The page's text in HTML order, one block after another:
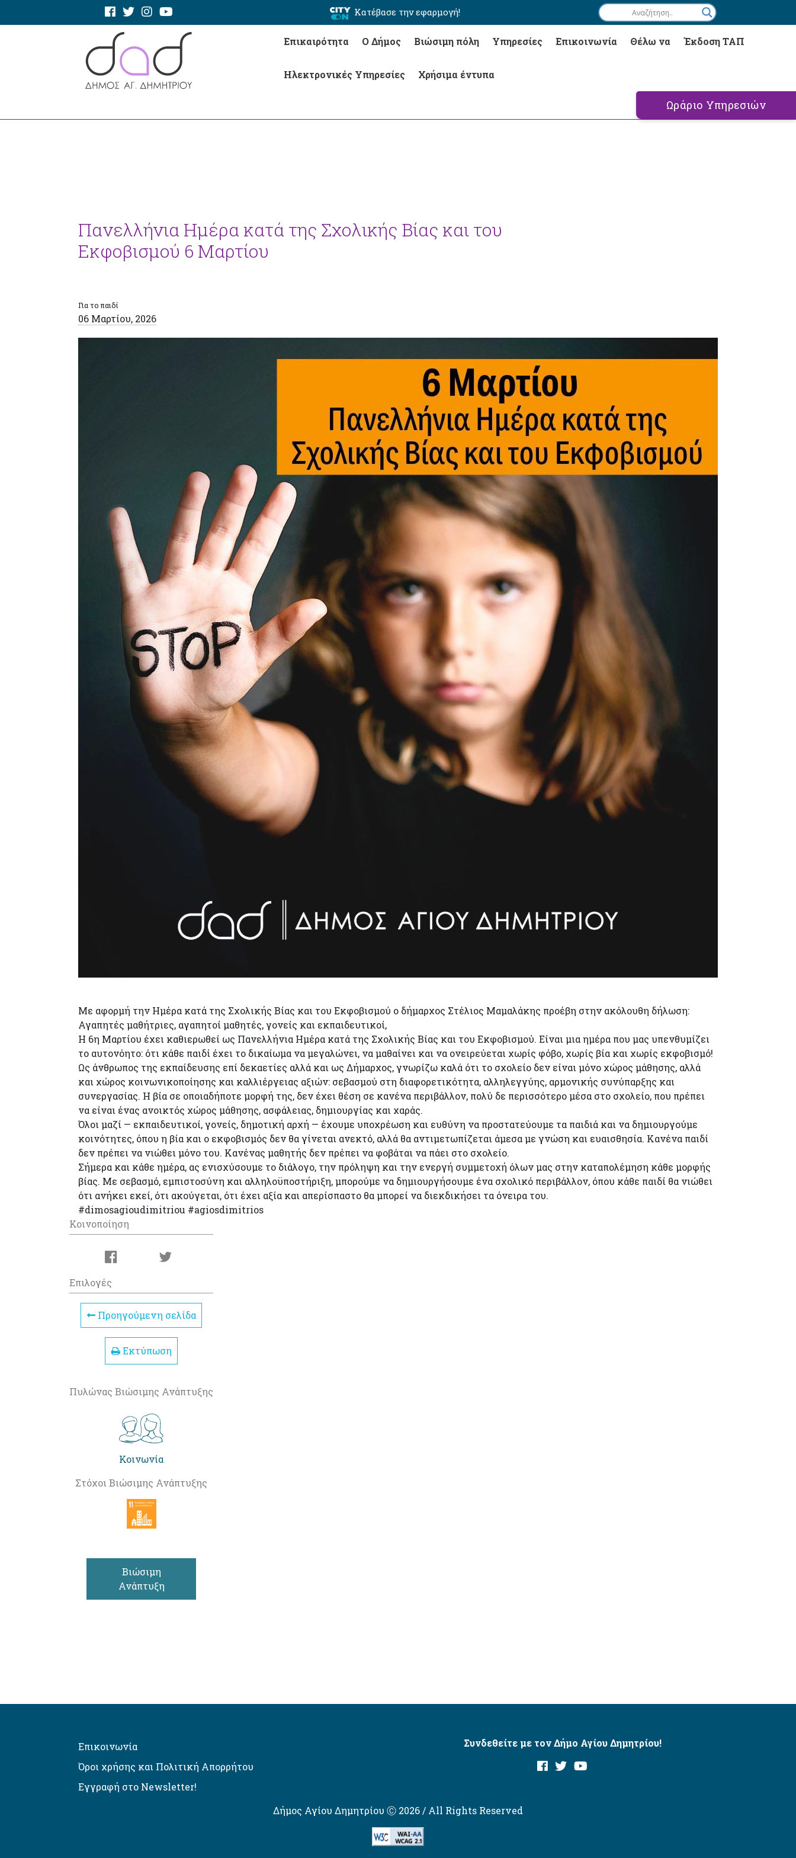
Κατέβασε την εφαρμογή!
Επικαιρότητα Ο Δήμος Βιώσιμη πόλη Υπηρεσίες Επικοινωνία Θέλω να Έκδοση ΤΑΠ
Ηλεκτρονικές Υπηρεσίες Χρήσιμα έντυπα
Ωράριο Υπηρεσιών
Πανελλήνια Ημέρα κατά της Σχολικής Βίας και του
Εκφοβισμού 6 Μαρτίου
Για το παιδί
06 Μαρτίου, 2026
Με αφορμή την Ημέρα κατά της Σχολικής Βίας και του Εκφοβισμού ο δήμαρχος Στέλιος Μαμαλάκης προέβη στην ακόλουθη δήλωση:
Αγαπητές μαθήτριες, αγαπητοί μαθητές, γονείς και εκπαιδευτικοί,
Η 6η Μαρτίου έχει καθιερωθεί ως Πανελλήνια Ημέρα κατά της Σχολικής Βίας και του Εκφοβισμού. Είναι μια ημέρα που μας υπενθυμίζει
το αυτονόητο: ότι κάθε παιδί έχει το δικαίωμα να μεγαλώνει, να μαθαίνει και να ονειρεύεται χωρίς φόβο, χωρίς βία και χωρίς εκφοβισμό!
Ως άνθρωπος της εκπαίδευσης επί δεκαετίες αλλά και ως Δήμαρχος, γνωρίζω καλά ότι το σχολείο δεν είναι μόνο χώρος μάθησης, αλλά
και χώρος κοινωνικοποίησης και καλλιέργειας αξιών: σεβασμού στη διαφορετικότητα, αλληλεγγύης, αρμονικής συνύπαρξης και
συνεργασίας. Η βία σε οποιαδήποτε μορφή της, δεν έχει θέση σε κανένα περιβάλλον, πολύ δε περισσότερο μέσα στο σχολείο, που πρέπει
να είναι ένας ανοικτός χώρος μάθησης, ασφάλειας, δημιουργίας και χαράς.
Όλοι μαζί — εκπαιδευτικοί, γονείς, δημοτική αρχή — έχουμε υποχρέωση και ευθύνη να προστατεύουμε τα παιδιά και να δημιουργούμε
κοινότητες, όπου η βία και ο εκφοβισμός δεν θα γίνεται ανεκτό, αλλά θα αντιμετωπίζεται άμεσα με γνώση και ευαισθησία. Κανένα παιδί
δεν πρέπει να νιώθει μόνο του. Κανένας μαθητής δεν πρέπει να φοβάται να πάει στο σχολείο.
Σήμερα και κάθε ημέρα, ας ενισχύσουμε το διάλογο, την πρόληψη και την ενεργή συμμετοχή όλων μας στην καταπολέμηση κάθε μορφής
βίας. Με σεβασμό, εμπιστοσύνη και αλληλοϋποστήριξη, μπορούμε να δημιουργήσουμε ένα σχολικό περιβάλλον, όπου κάθε παιδί θα νιώθει
ότι ανήκει εκεί, ότι ακούγεται, ότι έχει αξία και απερίσπαστο θα μπορεί να διεκδικήσει τα όνειρα του.
#dimosagioudimitriou #agiosdimitrios
Κοινοποίηση
Επιλογές
Προηγούμενη σελίδα
Εκτύπωση
Πυλώνας Βιώσιμης Ανάπτυξης
Κοινωνία
Στόχοι Βιώσιμης Ανάπτυξης
Βιώσιμη
Ανάπτυξη
Επικοινωνία
Όροι χρήσης και Πολιτική Απορρήτου
Εγγραφή στο Newsletter!
Συνδεθείτε με τον Δήμο Αγίου Δημητρίου!
Δήμος Αγίου Δημητρίου Ⓒ 2026 / All Rights Reserved